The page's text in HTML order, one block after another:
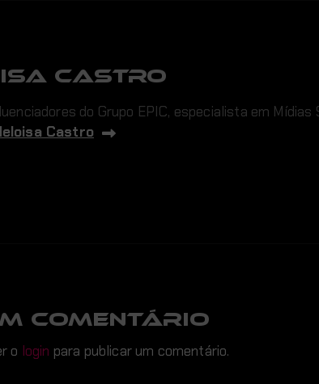
Castro
do Grupo EPIC, especialista em
Castro
COMENTÁRIO
o login para publicar um comentário.